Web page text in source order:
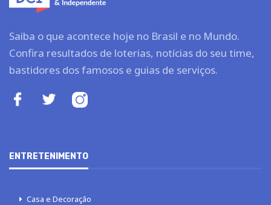
Saiba o que acontece hoje no Brasil e no Mundo.
Confira resultados de loterias, notícias do seu time,
bastidores dos famosos e guias de serviços.
ENTRETENIMENTO
Casa e Decoração